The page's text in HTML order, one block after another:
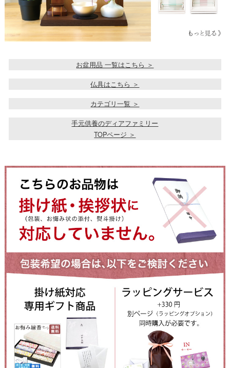
お盆用品 一覧はこちら ＞
仏具はこちら ＞
カテゴリ一覧 ＞
手元供養のディアファミリー
TOPページ ＞